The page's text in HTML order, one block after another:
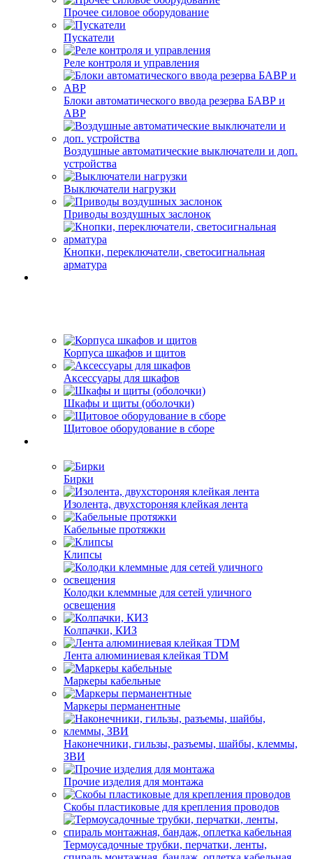
Прочее силовое оборудование
Пускатели
Реле контроля и управления
Блоки автоматического ввода резерва БАВР и
АВР
Воздушные автоматические выключатели и доп.
устройства
Выключатели нагрузки
Приводы воздушных заслонок
Кнопки, переключатели, светосигнальная
арматура
Корпуса шкафов и щитов
Аксессуары для шкафов
Шкафы и щиты (оболочки)
Щитовое оборудование в сборе
Бирки
Изолента, двухстороняя клейкая лента
Кабельные протяжки
Клипсы
Колодки клеммные для сетей уличного
освещения
Колпачки, КИЗ
Лента алюминиевая клейкая TDM
Маркеры кабельные
Маркеры перманентные
Наконечники, гильзы, разъемы, шайбы, клеммы,
ЗВИ
Прочие изделия для монтажа
Скобы пластиковые для крепления проводов
Термоусадочные трубки, перчатки, ленты,